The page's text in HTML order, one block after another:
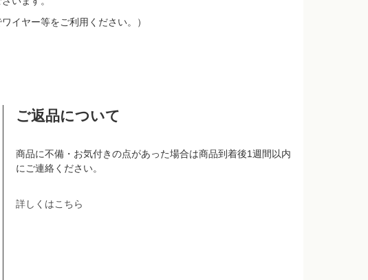
イヤー等をご利用ください。）
ご返品について
商品に不備・お気付きの点があった場合は商品到着後1週間以内
にご連絡ください。
詳しくはこちら